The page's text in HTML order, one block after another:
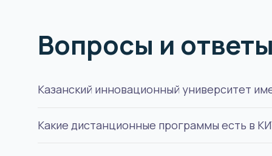
Вопросы и ответы
Казанский инновационный университет
Какие дистанционные программы есть в